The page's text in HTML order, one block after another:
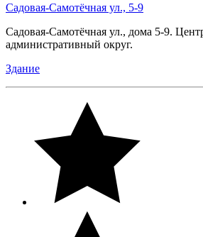
Садовая-Самотёчная ул., 5-9
Садовая-Самотёчная ул., дома 5-9.
административный округ.
Здание